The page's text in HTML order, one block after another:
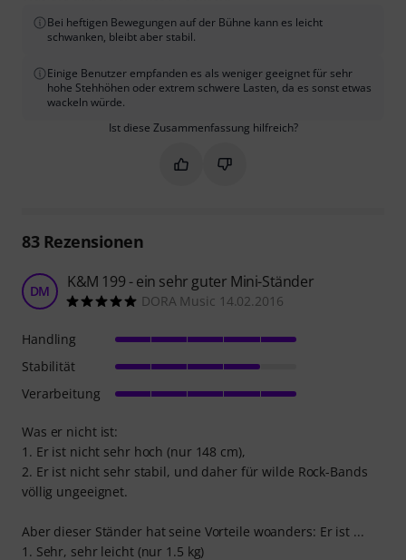
Bei heftigen Bewegungen auf der Bühne kann es leicht
schwanken, bleibt aber stabil.
Einige Benutzer empfanden es als weniger geeignet für sehr
hohe Stehhöhen oder extrem schwere Lasten, da es sonst etwas
wackeln würde.
Ist diese Zusammenfassung hilfreich?
Markieren Sie diese
Markieren Sie diese
83Rezensionen
DM K&M 199 - ein sehr guter Mini-Ständer
DORA Music 14.02.2016
Was er nicht ist:
1. Er ist nicht sehr hoch (nur 148 cm),
2. Er ist nicht sehr stabil, und daher für wilde Rock-Bands
völlig ungeeignet.
Aber dieser Ständer hat seine Vorteile woanders: Er ist ...
1. Sehr, sehr leicht (nur 1.5 kg)
Handling
Stabilität
Verarbeitung